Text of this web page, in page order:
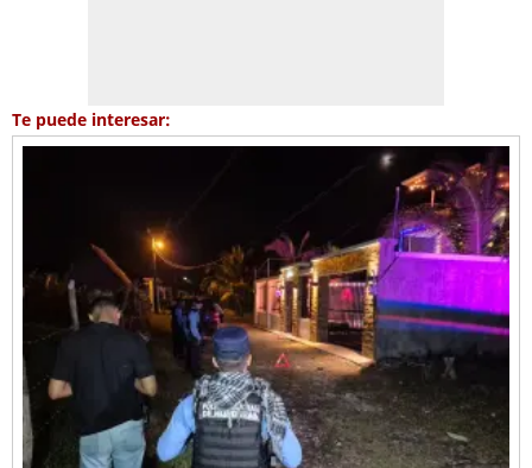
Te puede interesar: